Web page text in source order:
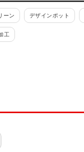
ーン デザインポット
工